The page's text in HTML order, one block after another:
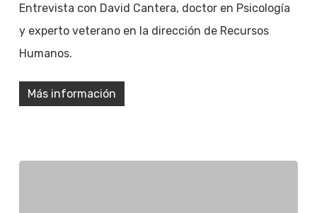
Entrevista con David Cantera, doctor en Psicología
y experto veterano en la dirección de Recursos
Humanos.
Más información